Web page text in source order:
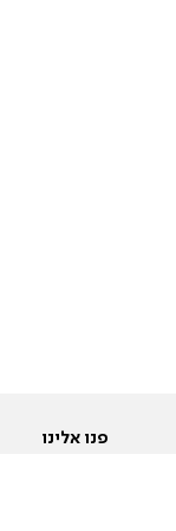
פנו אלינו